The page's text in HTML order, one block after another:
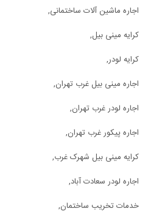
اجاره ماشین آلات ساختمانی,
کرایه مینی بیل,
کرایه لودر,
اجاره مینی بیل غرب تهران,
اجاره لودر غرب تهران,
اجاره پیکور غرب تهران,
کرایه مینی بیل شهرک غرب,
اجاره لودر سعادت آباد,
خدمات تخریب ساختمان,